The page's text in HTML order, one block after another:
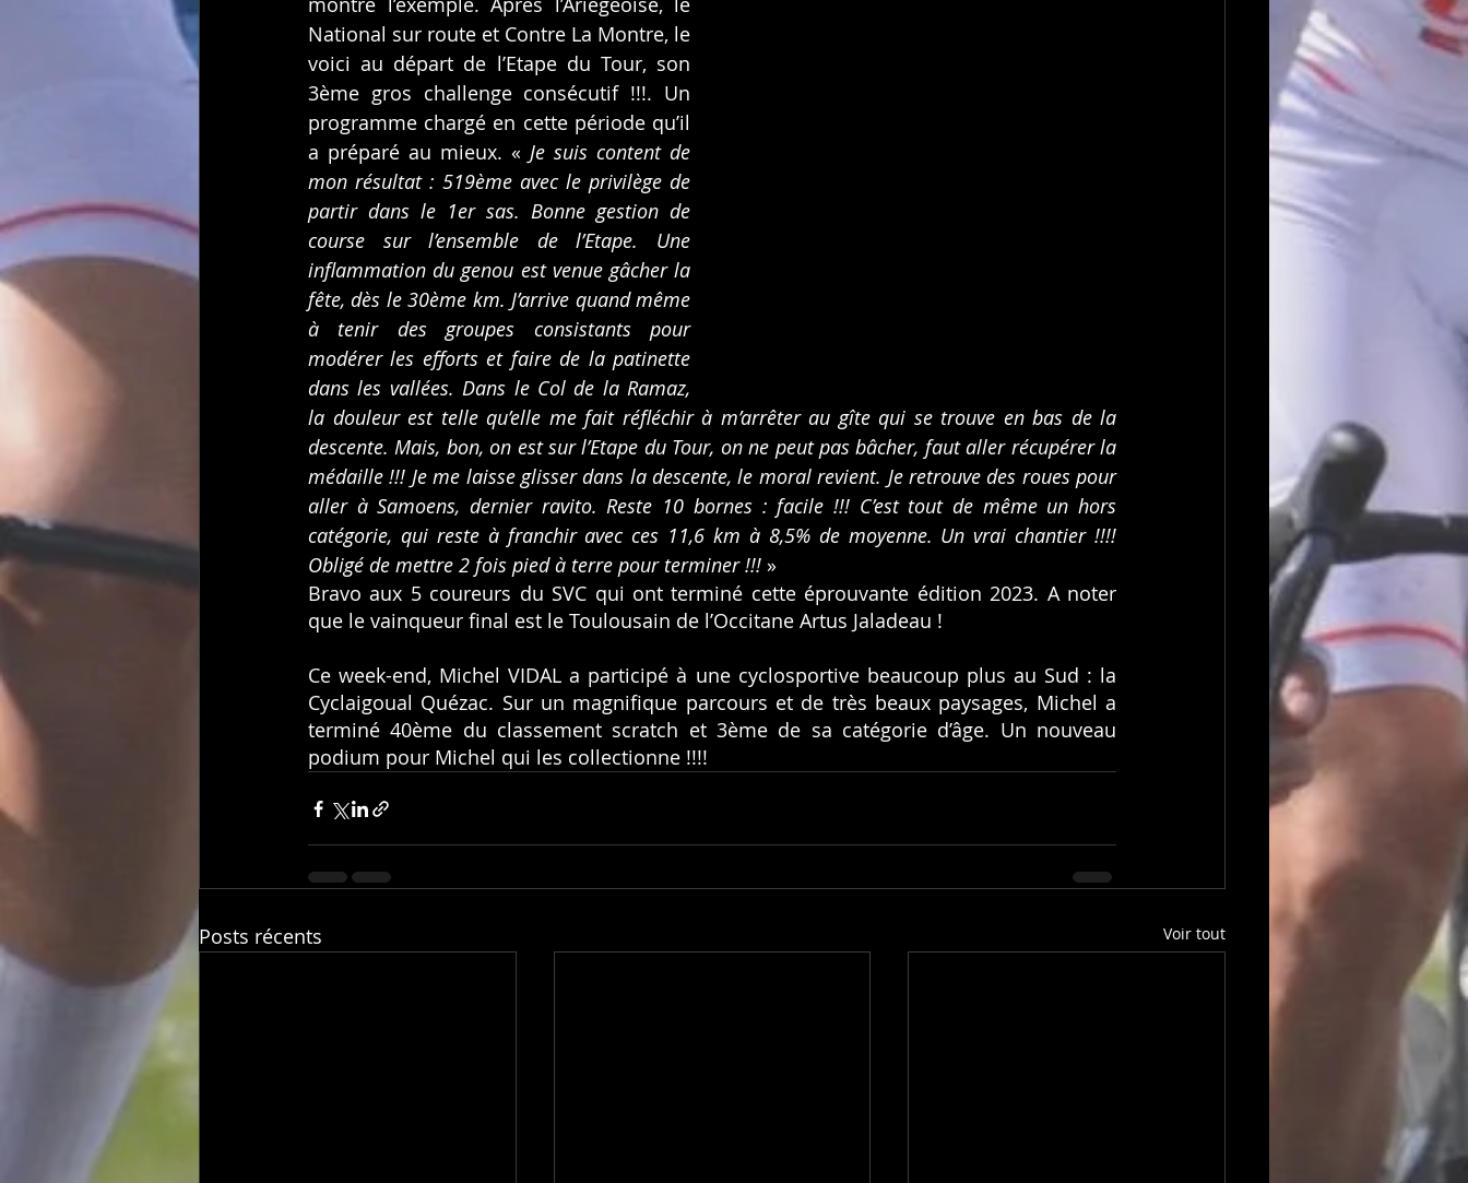
National sur route et Contre La Montre, le
voici au départ de l’Etape du Tour, son
3ème gros challenge consécutif !!!. Un
programme chargé en cette période qu’il
a préparé au mieux. « Je suis content de
mon résultat : 519ème avec le privilège de
partir dans le 1er sas. Bonne gestion de
course sur l’ensemble de l’Etape. Une
inflammation du genou est venue gâcher la
fête, dès le 30ème km. J’arrive quand même
à tenir des groupes consistants pour
modérer les efforts et faire de la patinette
dans les vallées. Dans le Col de la Ramaz,
la douleur est telle qu’elle me fait réfléchir à m’arrêter au gîte qui se trouve en bas de la
descente. Mais, bon, on est sur l’Etape du Tour, on ne peut pas bâcher, faut aller récupérer la
médaille !!! Je me laisse glisser dans la descente, le moral revient. Je retrouve des roues pour
aller à Samoens, dernier ravito. Reste 10 bornes : facile !!! C’est tout de même un hors
catégorie, qui reste à franchir avec ces 11,6 km à 8,5% de moyenne. Un vrai chantier !!!!
Obligé de mettre 2 fois pied à terre pour terminer !!! »
Bravo aux 5 coureurs du SVC qui ont terminé cette éprouvante édition 2023. A noter
que le vainqueur final est le Toulousain de l’Occitane Artus Jaladeau !
Ce week-end, Michel VIDAL a participé à une cyclosportive beaucoup plus au Sud : la
Cyclaigoual Quézac. Sur un magnifique parcours et de très beaux paysages, Michel a
terminé 40ème du classement scratch et 3ème de sa catégorie d’âge. Un nouveau
podium pour Michel qui les collectionne !!!!
Posts récents Voir tout